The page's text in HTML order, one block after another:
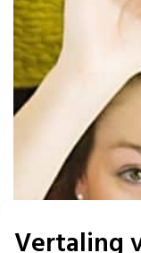
Vertaling